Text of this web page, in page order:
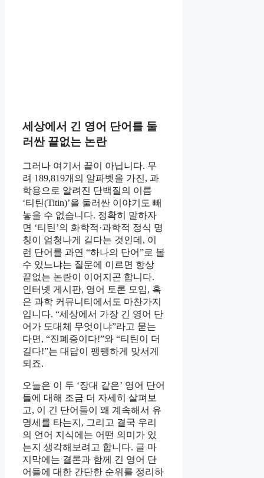
세상에서 긴 영어 단어를 둘
러싼 끝없는 논란
그러나 여기서 끝이 아닙니다. 무
려 189,819개의 알파벳을 가진, 과
학용으로 알려진 단백질의 이름
‘티틴(Titin)’을 둘러싼 이야기도 빼
놓을 수 없습니다. 정확히 말하자
면 ‘티틴’의 화학적·과학적 정식 명
칭이 엄청나게 길다는 것인데, 이
런 단어를 과연 “하나의 단어”로 볼
수 있느냐는 질문에 이르면 항상
끝없는 논란이 이어지곤 합니다.
인터넷 게시판, 영어 토론 모임, 혹
은 과학 커뮤니티에서도 마찬가지
입니다. “세상에서 가장 긴 영어 단
어가 도대체 무엇이냐”라고 묻는
다면, “진폐증이다!”와 “티틴이 더
길다!”는 대답이 팽팽하게 맞서게
되죠.
오늘은 이 두 ‘장대 같은’ 영어 단어
들에 대해 조금 더 자세히 살펴보
고, 이 긴 단어들이 왜 계속해서 유
명세를 타는지, 그리고 결국 우리
의 언어 지식에는 어떤 의미가 있
는지 생각해보려고 합니다. 글 마
지막에는 결론과 함께 긴 영어 단
어들에 대한 간단한 순위를 정리하